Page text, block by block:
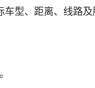
型、距离、线路及